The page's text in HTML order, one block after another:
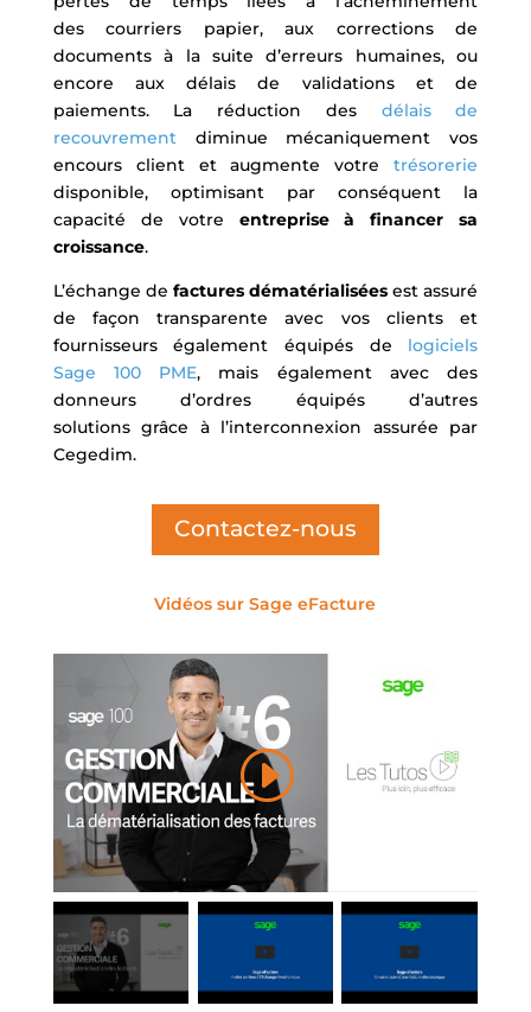
des courriers papier, aux corrections de
documents à la suite d’erreurs humaines, ou
encore aux délais de validations et de
paiements. La réduction des délais de
recouvrementdiminue mécaniquement vos
encours client et augmente votretrésorerie
disponible, optimisant par conséquent la
capacité de votre entreprise à financer sa
croissance.
L’échange de factures dématérialisées est assuré
de façon transparente avec vos clients et
fournisseurs également équipés de logiciels
Sage 100 PME, mais également avec des
donneurs d’ordres équipés d’autres
solutions grâce à l’interconnexion assurée par
Cegedim.
Contactez-nous
Vidéos sur Sage eFacture
Cliquez pour accepter les cookies de
marketing et activer ce contenu